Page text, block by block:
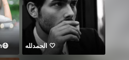
الحمدلله 🤍